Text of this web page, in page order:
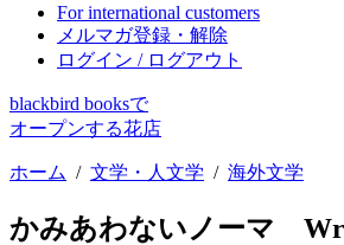
For international customers
メルマガ登録・解除
ログイン / ログアウト
blackbird booksで
オープンする花店
ホーム / 文学・人文学 / 海外文学
かみあわないノーマ